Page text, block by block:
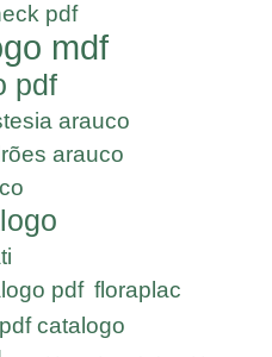
pdf
mdf
pdf
arauco
arauco
pdf floraplac
catalogo